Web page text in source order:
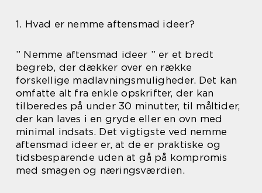
1. Hvad er nemme aftensmad ideer?
” Nemme aftensmad ideer ” er et bredt
begreb, der dækker over en række
forskellige madlavningsmuligheder. Det kan
omfatte alt fra enkle opskrifter, der kan
tilberedes på under 30 minutter, til måltider,
der kan laves i en gryde eller en ovn med
minimal indsats. Det vigtigste ved nemme
aftensmad ideer er, at de er praktiske og
tidsbesparende uden at gå på kompromis
med smagen og næringsværdien.